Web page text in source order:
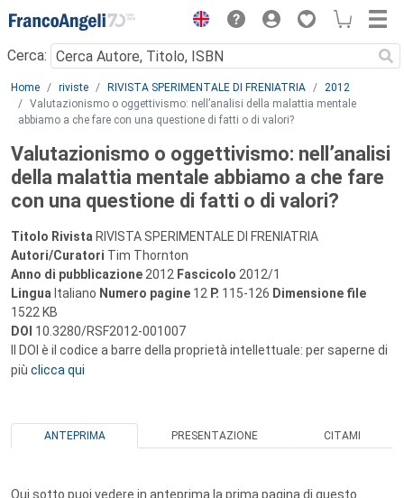
Menu
Cerca:
Main content
Home riviste RIVISTA SPERIMENTALE DI FRENIATRIA
2012
Valutazionismo o oggettivismo: nell’analisi della malattia mentale
abbiamo a che fare con una questione di fatti o di valori?
Valutazionismo o oggettivismo: nell’analisi
della malattia mentale abbiamo a che fare
con una questione di fatti o di valori?
Titolo Rivista RIVISTA SPERIMENTALE DI FRENIATRIA
Autori/Curatori Tim Thornton
Anno di pubblicazione 2012 Fascicolo 2012/1
Lingua Italiano Numero pagine 12 P. 115-126 Dimensione file
1522 KB
DOI 10.3280/RSF2012-001007
Il DOI è il codice a barre della proprietà intellettuale: per saperne di
più clicca qui
ANTEPRIMA PRESENTAZIONE CITAMI
Qui sotto puoi vedere in anteprima la prima pagina di questo